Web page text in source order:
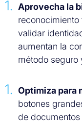
Aprovecha la
reconocimiento
validar
aumentan la
método seguro
Optimiza para
botones
de